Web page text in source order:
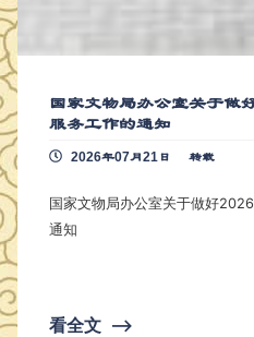
国家文物局办公室关于做
服务工作的通知
2026年07月21日 转载
国家文物局办公室关于做好
通知
看全文 ⟶